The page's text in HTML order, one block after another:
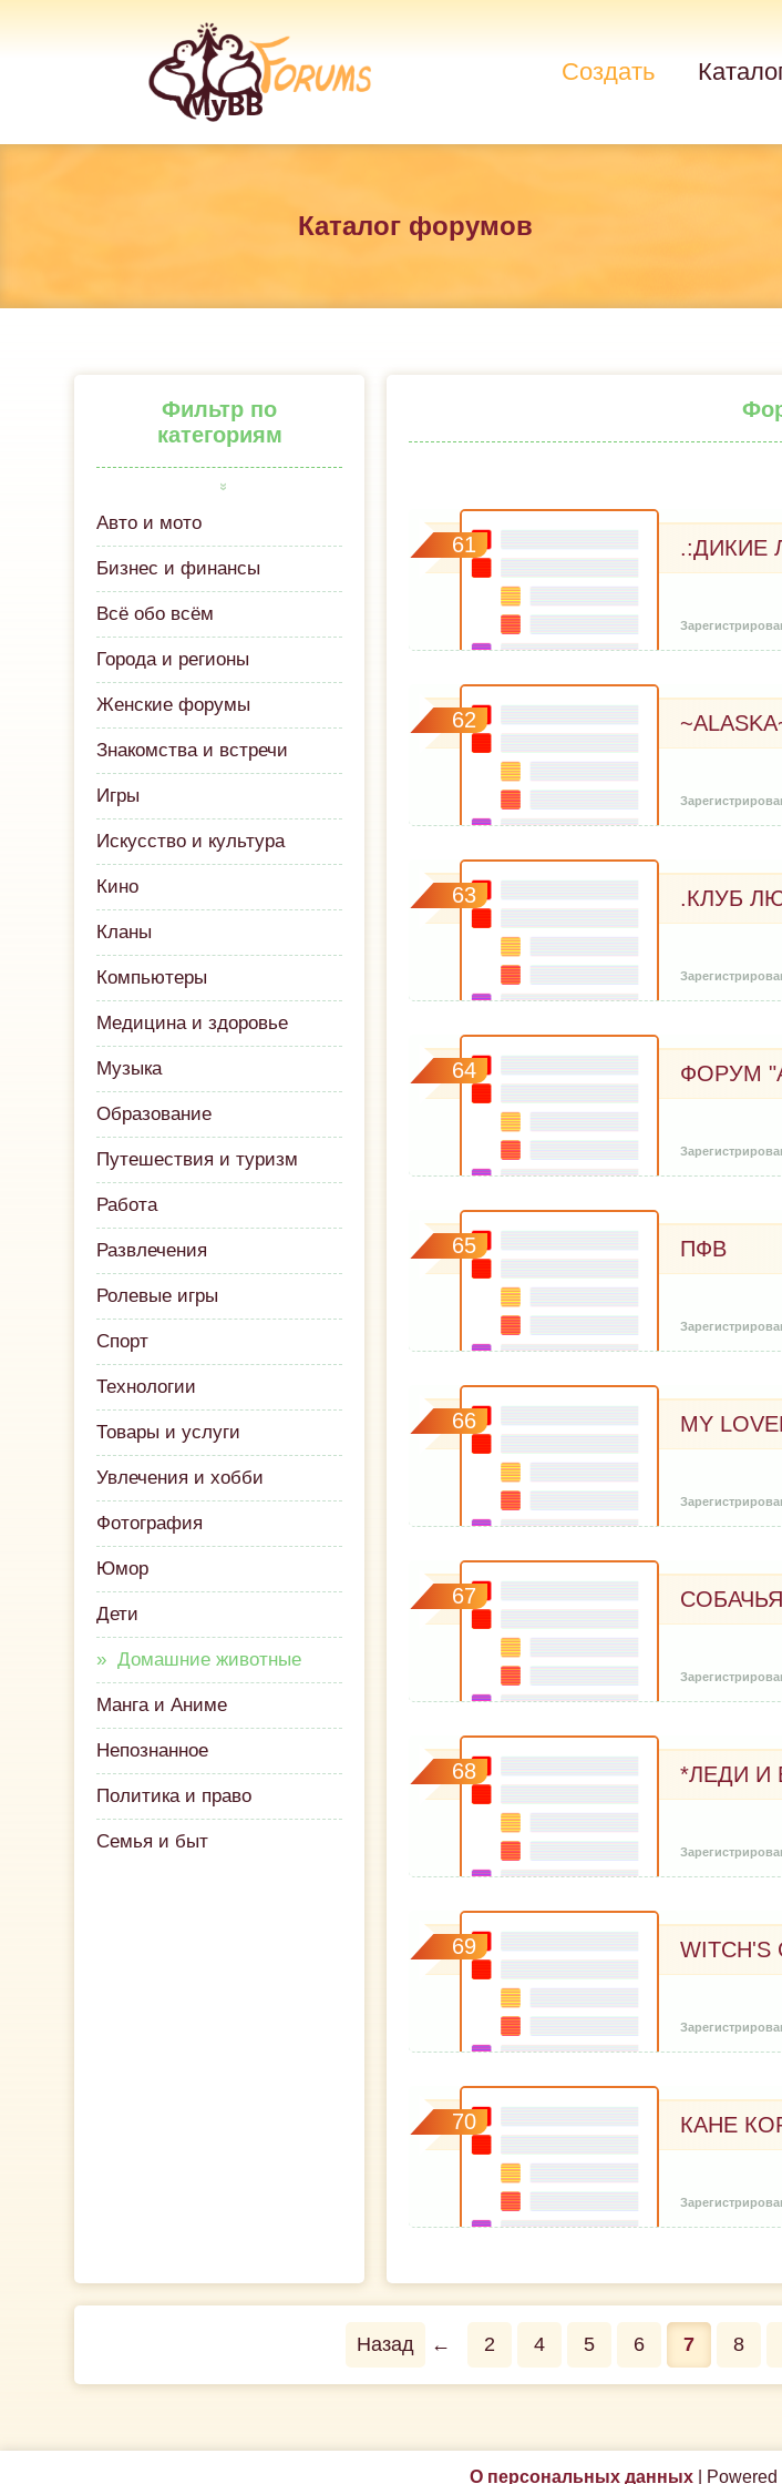
Создать
Каталог форумов
Фильтр по
категориям
Авто и мото
Бизнес и финансы
Всё обо всём
Города и регионы
Женские форумы
Знакомства и встречи
Игры
Искусство и культура
Кино
Кланы
Компьютеры
Медицина и здоровье
Музыка
Образование
Путешествия и туризм
Работа
Развлечения
Ролевые игры
Спорт
Технологии
Товары и услуги
Увлечения и хобби
Фотография
Юмор
Дети
Домашние животные
Манга и Аниме
Непознанное
Политика и право
Семья и быт
61 .:ДИКИЕ
62
63 .КЛУБ
64 ФОРУМ
65 ПФВ
66 MY
67
68 *ЛЕДИ И
69 WITCH'S
70 КАНЕ
Назад ← 2 4 5 6 7 8
О персональных данных| Powered